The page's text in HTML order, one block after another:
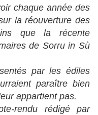
chaque année des
la réouverture des
que la récente
de Sorru in Sù
par les édiles
paraître bien
appartient pas.
rendu rédigé par